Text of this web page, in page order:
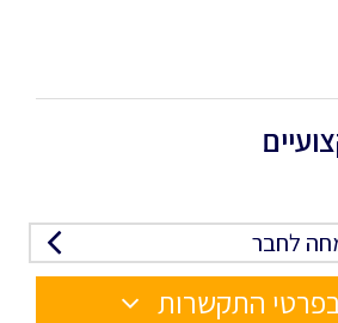
לחבר
התקשרות